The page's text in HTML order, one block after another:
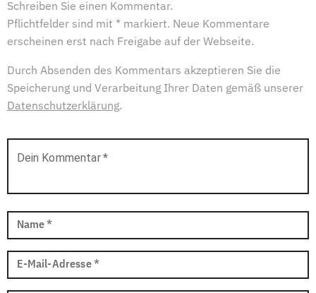
Schreiben Sie einen Kommentar.
Pflichtfelder sind mit * markiert. Neue Kommentare
erscheinen erst nach Freigabe auf der Webseite.
Durch Absenden des Kommentars akzeptieren Sie die
Speicherung und Verarbeitung Ihrer Daten gemäß unserer
Datenschutzerklärung.
Dein Kommentar*
Name *
E-Mail-Adresse *